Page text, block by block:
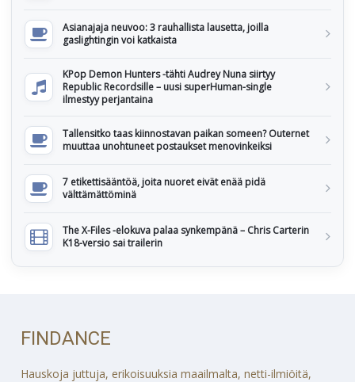
Asianajaja neuvoo: 3 rauhallista lausetta, joilla
gaslightingin voi katkaista
KPop Demon Hunters -tähti Audrey Nuna siirtyy
Republic Recordsille – uusi superHuman-single
ilmestyy perjantaina
Tallensitko taas kiinnostavan paikan someen? Outernet
muuttaa unohtuneet postaukset menovinkeiksi
7 etikettisääntöä, joita nuoret eivät enää pidä
välttämättöminä
The X-Files -elokuva palaa synkempänä – Chris Carterin
K18-versio sai trailerin
FINDANCE
Hauskoja juttuja, erikoisuuksia maailmalta, netti-ilmiöitä,